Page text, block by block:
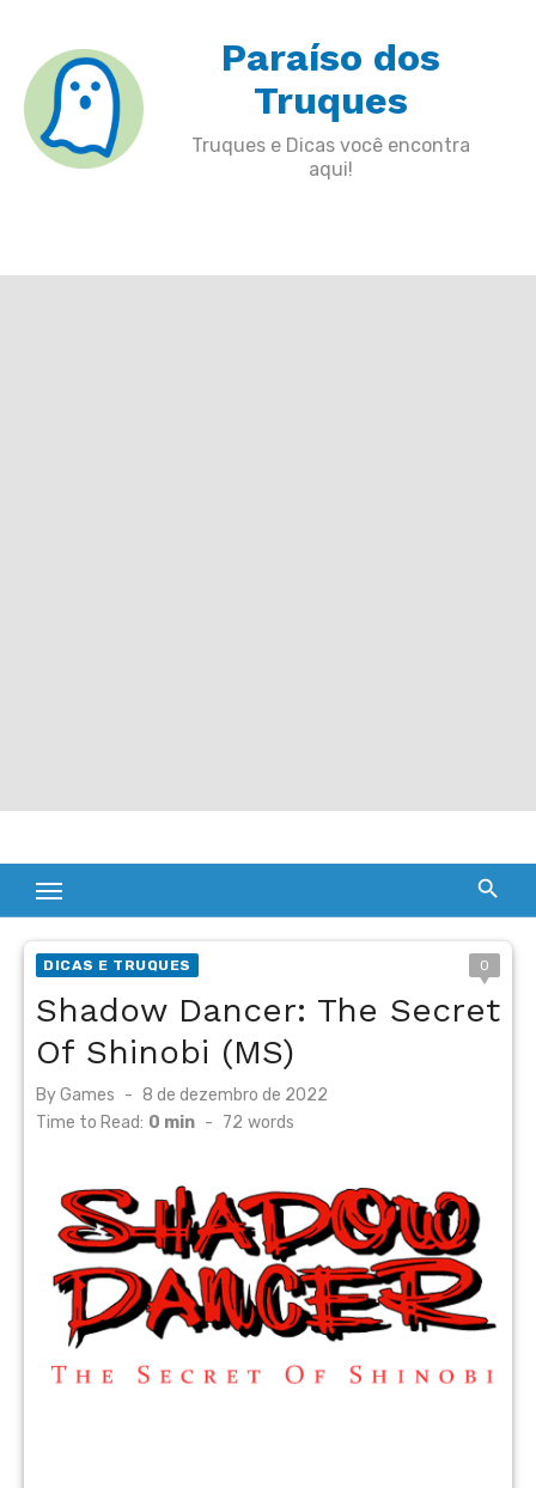
content
Paraíso dos
Truques
Truques e Dicas você encontra
aqui!
DICAS E TRUQUES 0
Shadow Dancer: The Secret
Of Shinobi (MS)
ByGames
Posted
on
8 de dezembro de 2022
Time to Read: 0 min - 72 words